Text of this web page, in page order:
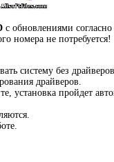
c обновлениями
номера не
систему без
драйверов.
установка пройдет